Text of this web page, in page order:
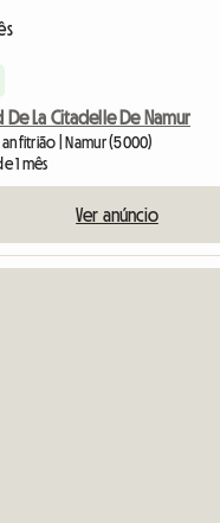
De La Citadelle De Namur
| Namur (5000)
1 mês
Ver anúncio